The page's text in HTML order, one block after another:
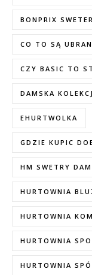
BONPRIX SWETER
CO TO SĄ
CZY BASIC TO
DAMSKA
EHURTWOLKA
GDZIE KUPIC
HM SWETRY
HURTOWNIA
HURTOWNIA
HURTOWNIA
HURTOWNIA